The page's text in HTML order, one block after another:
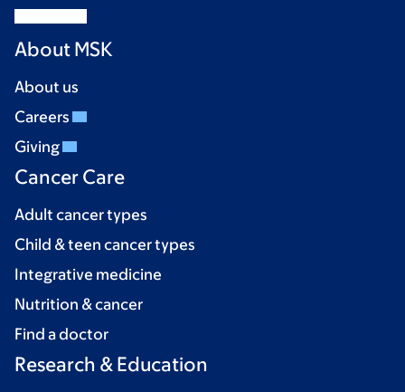
About MSK
About us
Careers
Giving
Cancer Care
Adult cancer types
Child & teen cancer types
Integrative medicine
Nutrition & cancer
Find a doctor
Research & Education